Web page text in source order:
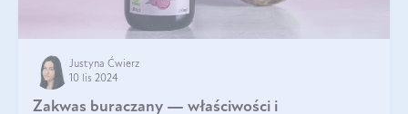
Justyna Ćwierz
10 lis 2024
Zakwas buraczany — właściwości i